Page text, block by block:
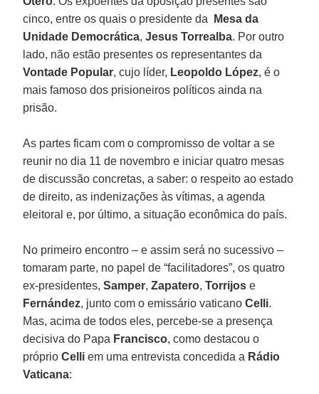
cinco, entre os quais o presidente da
Mesa da
Unidade Democrática,Jesus Torrealba. Por outro
lado, não estão presentes os representantes da
Vontade Popular, cujo líder, Leopoldo López, é o
mais famoso dos prisioneiros políticos ainda na
prisão.
As partes ficam com o compromisso de voltar a se
reunir no dia 11 de novembro e iniciar quatro mesas
de discussão concretas, a saber: o respeito ao estado
de direito, as indenizações às vítimas, a agenda
eleitoral e, por último, a situação econômica do país.
No primeiro encontro – e assim será no sucessivo –
tomaram parte, no papel de “facilitadores”, os quatro
ex-presidentes,Samper,Zapatero,Torrijos e
Fernández, junto com o emissário vaticanoCelli.
Mas, acima de todos eles, percebe-se a presença
decisiva do Papa Francisco, como destacou o
próprioCelli em uma entrevista concedida a Rádio
Vaticana: